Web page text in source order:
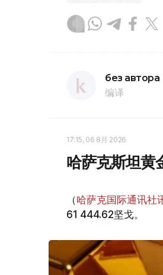
без автора
编译
17:15, 06 8月 2026
哈萨克斯坦黄
（哈萨克国际通讯社
61 444.62坚戈。